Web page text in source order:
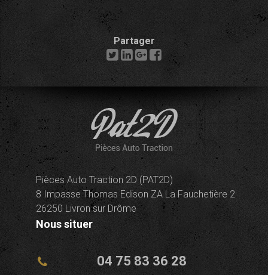
Partager
Pièces Auto Traction 2D (PAT2D)
8 Impasse Thomas Edison ZA La Fauchetière 2
26250 Livron sur Drôme
Nous situer
04 75 83 36 28